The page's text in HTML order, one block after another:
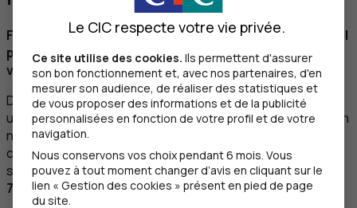
Face aux aléas climatiques de plus en plus fréquents, il
peut être intéressant de protéger vos revenus et
votre activité.
D’ailleurs, pour encourager les agriculteurs à souscrire
une assurance récolte, le gouvernement a mis en place un
nouveau dispositif de gestion des risques climatiques
comprenant, entre autre et dans certaines conditions, le
subventionnementde vos primes d’assurance jusqu'à
70%.
Le CIC respecte votre vie privée.
Ce site utilise des cookies. Ils permettent d'assurer
son bon fonctionnement et, avec nos partenaires, d'en
mesurer son audience, de réaliser des statistiques et
de vous proposer des informations et de la publicité
personnalisées en fonction de votre profil et de votre
navigation.
Nous conservons vos choix pendant 6 mois. Vous
pouvez à tout moment changer d’avis en cliquant sur le
lien « Gestion des cookies » présent en pied de page
du site.